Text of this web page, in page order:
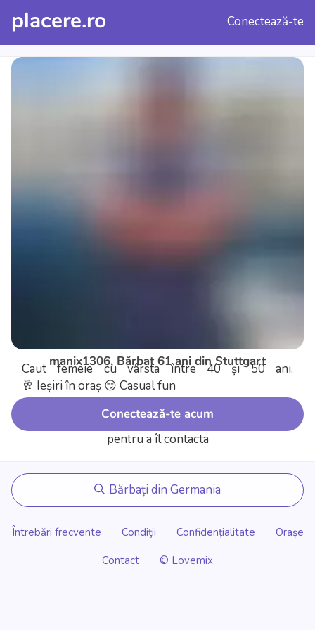
placere.ro Conectează-te
manix1306, Bărbat 61 ani din Stuttgart
Caut femeie cu vârsta între 40 și 50 ani.
🥂 Ieșiri în oraș 😏 Casual fun
Conectează-te acum
pentru a îl contacta
Bărbați din Germania
Întrebări frecvente Condiţii Confidențialitate
Orașe
Contact
© Lovemix